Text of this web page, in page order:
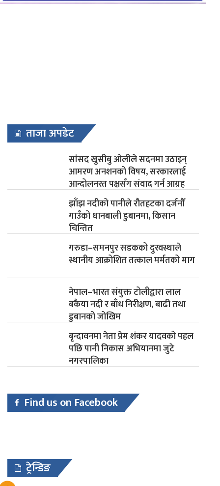
ताजा अपडेट
सांसद खुसीबु ओलीले सदनमा उठाइन्
आमरण अनशनको विषय, सरकारलाई
आन्दोलनरत पक्षसँग संवाद गर्न आग्रह
झाँझ नदीको पानीले रौतहटका दर्जनौँ
गाउँको धानबाली डुबानमा, किसान
चिन्तित
गरुडा–समनपुर सडकको दुरवस्थाले
स्थानीय आक्रोशित तत्काल मर्मतको माग
नेपाल–भारत संयुक्त टोलीद्वारा लाल
बकैया नदी र बाँध निरीक्षण, बाढी तथा
डुबानको जोखिम
बृन्दावनमा नेता प्रेम शंकर यादवको पहल
पछि पानी निकास अभियानमा जुटे
नगरपालिका
Find us on Facebook
ट्रेन्डिङ